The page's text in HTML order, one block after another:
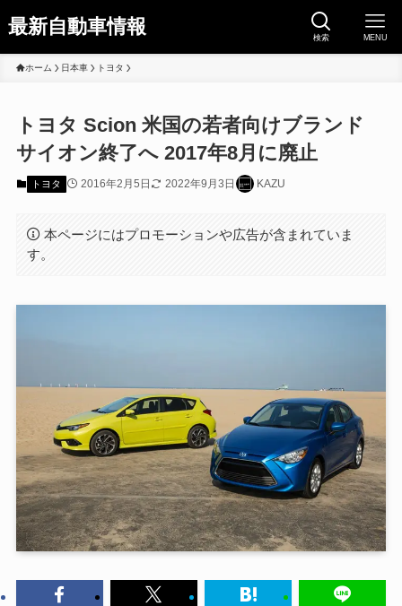
最新自動車情報 検索 MENU
ホーム 日本車 トヨタ
トヨタ Scion 米国の若者向けブランド
サイオン終了へ 2017年8月に廃止
トヨタ 2016年2月5日 2022年9月3日 KAZU
本ページにはプロモーションや広告が含まれていま
す。